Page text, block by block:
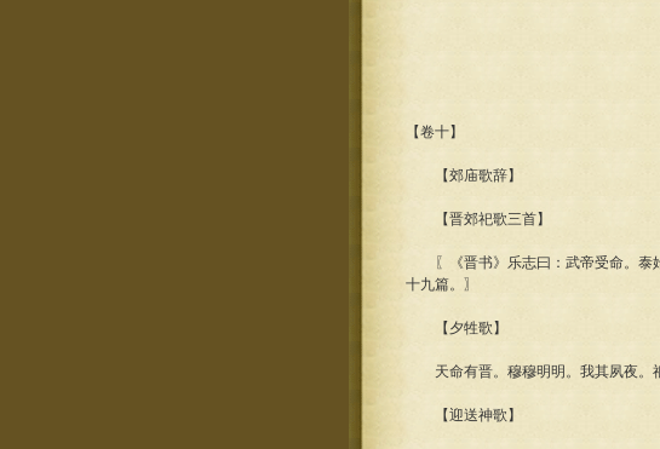
【卷十】
【郊庙歌辞】
【晋郊祀歌三首】
〖《晋书》乐志曰：武帝受命。泰
十九篇。〗
【夕牲歌】
天命有晋。穆穆明明。我其夙夜。祗
【迎送神歌】